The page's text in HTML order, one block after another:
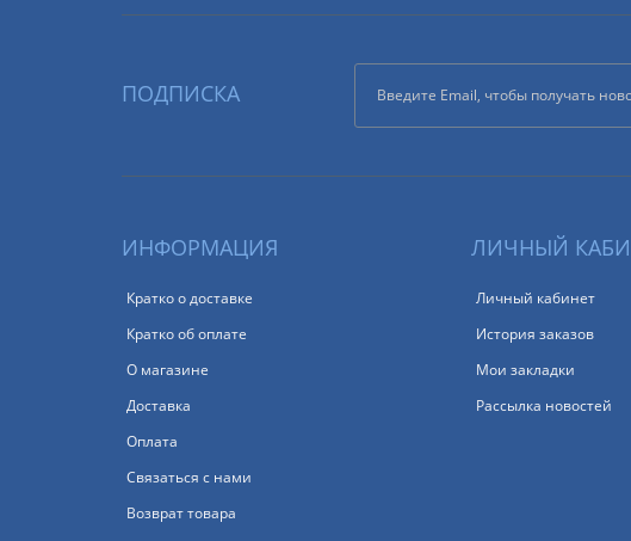
ПОДПИСКА
ИНФОРМАЦИЯ
Кратко о доставке
Кратко об оплате
О магазине
Доставка
Оплата
Связаться с нами
Возврат товара
ЛИЧНЫЙ
Личный кабинет
История заказов
Мои закладки
Рассылка новостей